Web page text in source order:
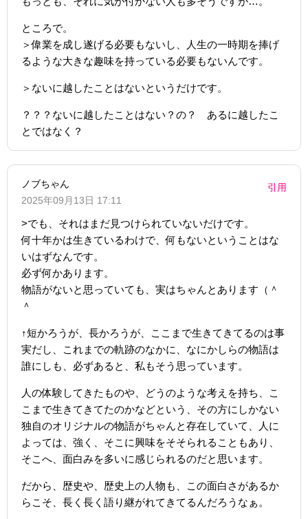
ところで。
＞偉業を成し遂げる必要もないし、人生の一時期を捧げ
るような大きな趣味を持っている必要もないんです。
＞ないに越したことはないというだけです。
？？？ないに越したことはない？の？ あるに越したこ
とではなく？
ノブちゃん
2025年09月13日 17:11
引用
>でも、それはまだ見つけられていないだけです。
何十年かは生きているわけで、何もないということはな
いはずなんです。
必ず何かあります。
物語がないと思っていても、実はちゃんとあります（＾
＾
↑短かろうが、長かろうが、ここまで生きてきてるのは事
実だし、これまでの軌跡のなかに、なにかしらの物語は
誰にしも、必ずあると、私もそう思っています。
人の体験してきたものや、どうのような考えを持ち、こ
こまで生きてきてたのかなどという、その方にしかない
独自のオリジナルの物語がちゃんと存在していて、人に
よっては、強く、そこに興味をそそられることもあり、
そこへ、面白みを多いに感じられるのだと思います。
だから、歴史や、歴史上の人物も、この面白さがあるか
らこそ、長く長く語り継がれてきてるんだろうなぁ。